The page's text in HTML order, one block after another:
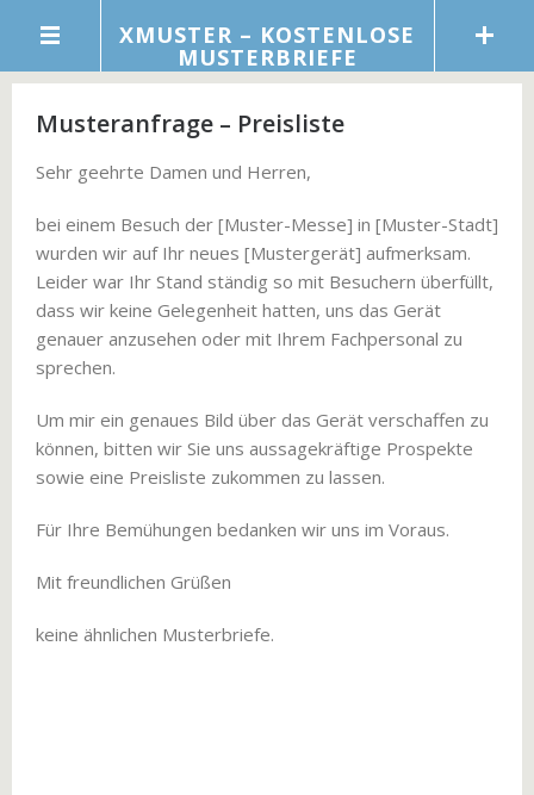
XMUSTER – KOSTENLOSE
MUSTERBRIEFE
Musteranfrage – Preisliste
Sehr geehrte Damen und Herren,
bei einem Besuch der [Muster-Messe] in [Muster-Stadt]
wurden wir auf Ihr neues [Mustergerät] aufmerksam.
Leider war Ihr Stand ständig so mit Besuchern überfüllt,
dass wir keine Gelegenheit hatten, uns das Gerät
genauer anzusehen oder mit Ihrem Fachpersonal zu
sprechen.
Um mir ein genaues Bild über das Gerät verschaffen zu
können, bitten wir Sie uns aussagekräftige Prospekte
sowie eine Preisliste zukommen zu lassen.
Für Ihre Bemühungen bedanken wir uns im Voraus.
Mit freundlichen Grüßen
keine ähnlichen Musterbriefe.